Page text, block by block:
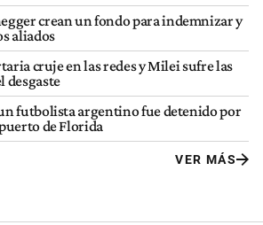
crean un fondo para indemnizar y
aliados
cruje en las redes y Milei sufre las
desgaste
futbolista argentino fue detenido por
de Florida
VER MÁS